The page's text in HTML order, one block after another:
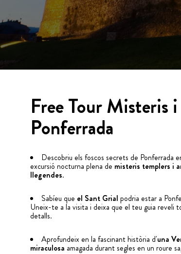
Free Tour Misteris
Ponferrada
Descobriu els foscos secrets de Ponferrada
excursió nocturna plena de misteris templers i
llegendes.
Sabíeu que el Sant Grial podria estar a
Uneix-te a la visita i deixa que el teu guia reveli
detalls.
Aprofundeix en la fascinant història d'una
miraculosa amagada durant segles en un roure